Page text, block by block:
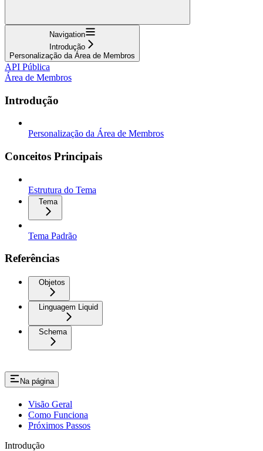
Navigation
Introdução
Personalização da Área de Membros
API Pública
Área de Membros
Introdução
Personalização da Área de Membros
Conceitos Principais
Estrutura do Tema
Tema
Tema Padrão
Referências
Objetos
Linguagem Liquid
Schema
Na página
Visão Geral
Como Funciona
Próximos Passos
Introdução